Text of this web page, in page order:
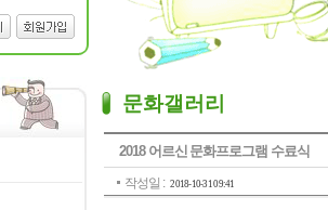
문화갤러리
2018 어르신 문화프로그램 수료식
작성일 : 2018-10-31 09:41